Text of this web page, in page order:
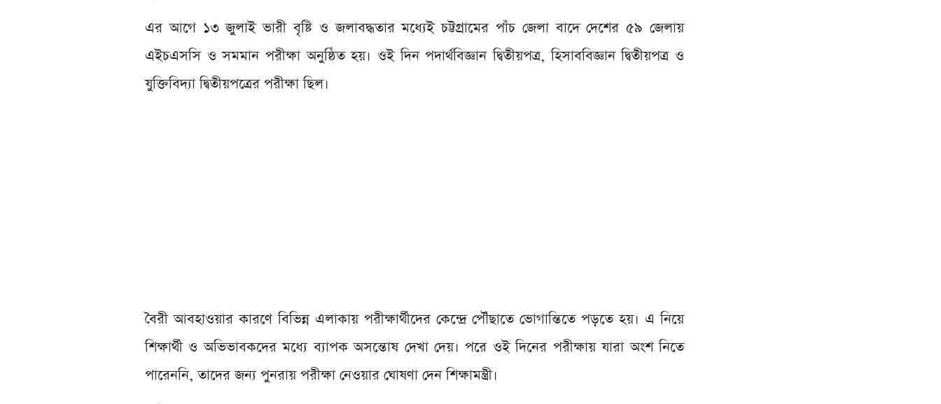
এর আগে ১৩ জুলাই ভারী বৃষ্টি ও জলাবদ্ধতার মধ্যেই চট্টগ্রামের পাঁচ জেলা বাদে দেশের ৫৯ জেলায়
এইচএসসি ও সমমান পরীক্ষা অনুষ্ঠিত হয়। ওই দিন পদার্থবিজ্ঞান দ্বিতীয়পত্র, হিসাববিজ্ঞান দ্বিতীয়পত্র ও
যুক্তিবিদ্যা দ্বিতীয়পত্রের পরীক্ষা ছিল।
বৈরী আবহাওয়ার কারণে বিভিন্ন এলাকায় পরীক্ষার্থীদের কেন্দ্রে পৌঁছাতে ভোগান্তিতে পড়তে হয়। এ নিয়ে
শিক্ষার্থী ও অভিভাবকদের মধ্যে ব্যাপক অসন্তোষ দেখা দেয়। পরে ওই দিনের পরীক্ষায় যারা অংশ নিতে
পারেননি, তাদের জন্য পুনরায় পরীক্ষা নেওয়ার ঘোষণা দেন শিক্ষামন্ত্রী।